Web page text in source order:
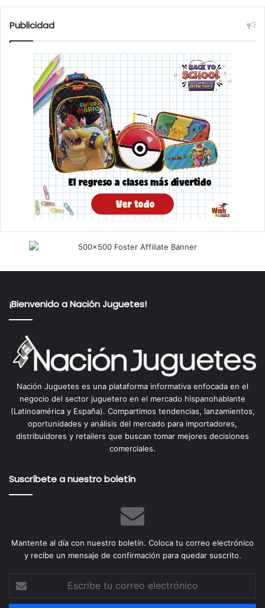
Publicidad
¡Bienvenido a Nación Juguetes!
Nación Juguetes es una plataforma informativa enfocada en el
negocio del sector juguetero en el mercado hispanohablante
(Latinoamérica y España). Compartimos tendencias, lanzamientos,
oportunidades y análisis del mercado para importadores,
distribuidores y retailers que buscan tomar mejores decisiones
comerciales.
Suscríbete a nuestro boletín
Mantente al día con nuestro boletín. Coloca tu correo electrónico
y recibe un mensaje de confirmación para quedar suscrito.
tu
correo